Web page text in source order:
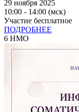
29 ноября 2025
10:00 - 14:00 (мск)
Участие бесплатное
ПОДРОБНЕЕ
6 НМО